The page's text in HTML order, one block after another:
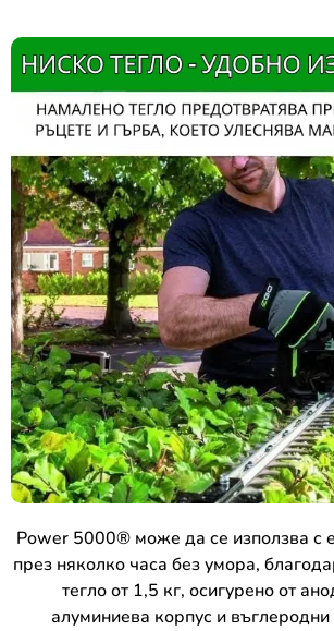
Power 5000® може да се използва с
през няколко часа без умора,
тегло от 1,5 кг, осигурено от
алуминиева корпус и